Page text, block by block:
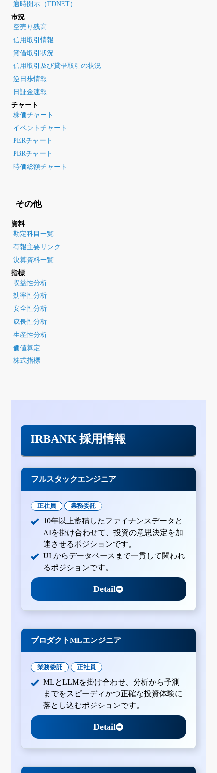
適時開示（TDNET）
市況
空売り残高
信用取引情報
貸借取引状況
信用取引及び貸借取引の状況
逆日歩情報
日証金速報
チャート
株価チャート
イベントチャート
PERチャート
PBRチャート
時価総額チャート
その他
資料
勘定科目一覧
有報主要リンク
決算資料一覧
指標
収益性分析
効率性分析
安全性分析
成長性分析
生産性分析
価値算定
株式指標
IRBANK 採用情報
フルスタックエンジニア
正社員 業務委託
10年以上蓄積したファイナンスデータと
AIを掛け合わせて、投資の意思決定を加
速させるポジションです。
UI からデータベースまで一貫して関われ
るポジションです。
Detail
プロダクトMLエンジニア
業務委託 正社員
MLとLLMを掛け合わせ、分析から予測
までをスピーディかつ正確な投資体験に
落とし込むポジションです。
Detail